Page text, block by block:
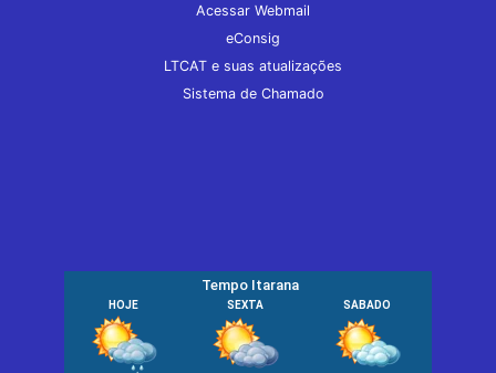
Acessar Webmail
eConsig
LTCAT e suas atualizações
Sistema de Chamado